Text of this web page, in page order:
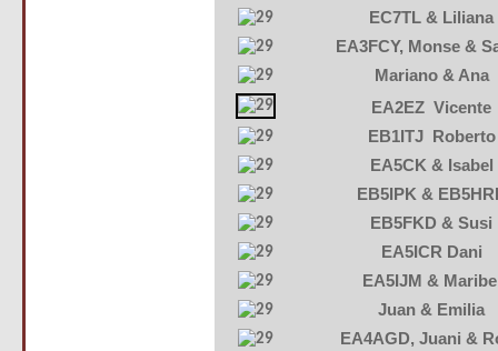
EC7TL & Liliana
EA3FCY, Monse &
Mariano & Ana
EA2EZ Vicente
EB1ITJ Roberto
EA5CK & Isabel
EB5IPK &
EB5FKD & Susi
EA5ICR Dani
EA5IJM &
Juan & Emilia
EA4AGD, Juani &